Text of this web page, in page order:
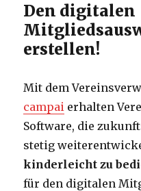
Den digitalen
erstellen!
Mit dem
campai erhalten
Software, die
stetig
kinderleicht zu
für den digitalen